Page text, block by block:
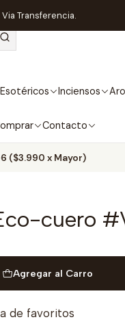
Esotéricos Inciensos
Contacto
Transferencia.
($3.990 x Mayor)
cuero
Agregar al Carro
de favoritos